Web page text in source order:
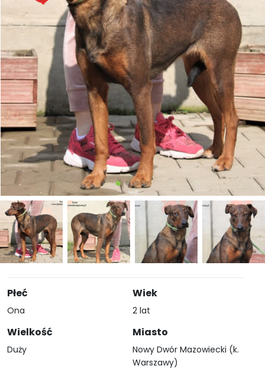
Płeć
Ona
Wielkość
Duży
Wiek
2 lat
Miasto
Nowy Dwór Mazowiecki (k.
Warszawy)